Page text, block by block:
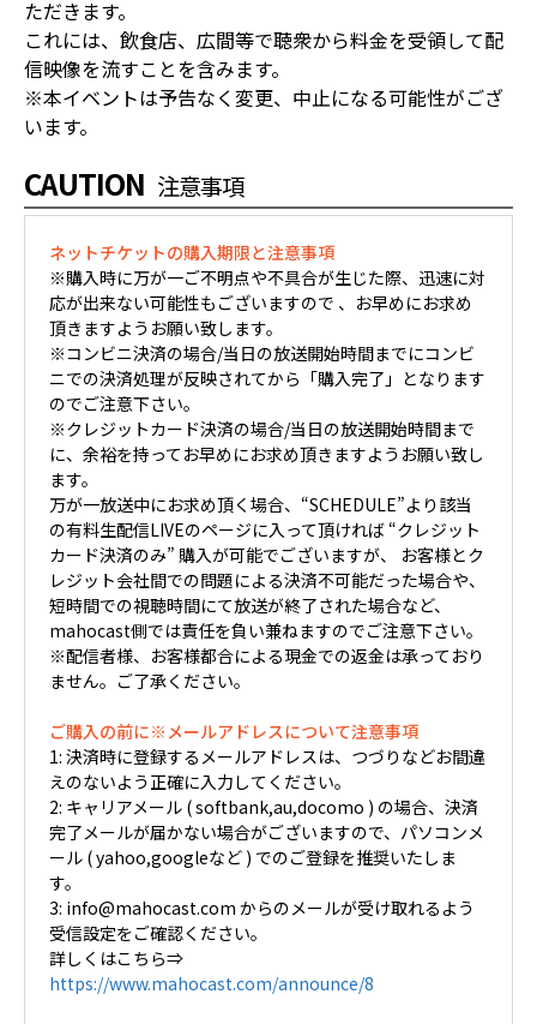
ただきます。
これには、飲食店、広間等で聴衆から料金を受領して配
信映像を流すことを含みます。
※本イベントは予告なく変更、中止になる可能性がござ
います。
CAUTION 注意事項
ネットチケットの購入期限と注意事項
※購入時に万が一ご不明点や不具合が生じた際、迅速に対
応が出来ない可能性もございますので 、お早めにお求め
頂きますようお願い致します。
※コンビニ決済の場合/当日の放送開始時間までにコンビ
ニでの決済処理が反映されてから「購入完了」となります
のでご注意下さい。
※クレジットカード決済の場合/当日の放送開始時間まで
に、余裕を持ってお早めにお求め頂きますようお願い致し
ます。
万が一放送中にお求め頂く場合、“SCHEDULE”より該当
の有料生配信LIVEのページに入って頂ければ “クレジット
カード決済のみ” 購入が可能でございますが、 お客様とク
レジット会社間での問題による決済不可能だった場合や、
短時間での視聴時間にて放送が終了された場合など、
mahocast側では責任を負い兼ねますのでご注意下さい。
※配信者様、お客様都合による現金での返金は承っており
ません。ご了承ください。
ご購入の前に※メールアドレスについて注意事項
1: 決済時に登録するメールアドレスは、つづりなどお間違
えのないよう正確に入力してください。
2: キャリアメール ( softbank,au,docomo ) の場合、決済
完了メールが届かない場合がございますので、パソコンメ
ール ( yahoo,googleなど ) でのご登録を推奨いたしま
す。
3: info@mahocast.com からのメールが受け取れるよう
受信設定をご確認ください。
詳しくはこちら⇒
https://www.mahocast.com/announce/8